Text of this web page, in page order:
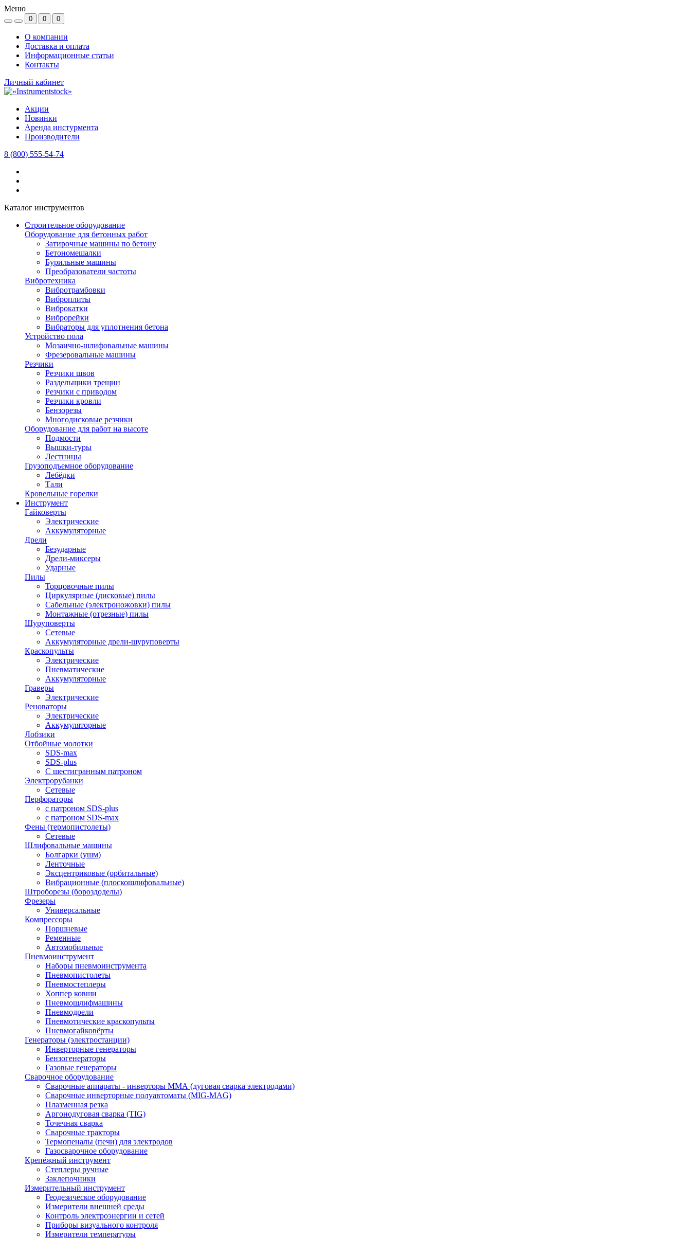
Меню
0 0 0
О компании
Доставка и оплата
Информационные статьи
Контакты
Личный кабинет
Акции
Новинки
Аренда инстурмента
Производители
8 (800) 555-54-74
Каталог инструментов
Строительное оборудование
Оборудование для бетонных работ
Затирочные машины по бетону
Бетономешалки
Бурильные машины
Преобразователи частоты
Вибротехника
Вибротрамбовки
Виброплиты
Виброкатки
Виброрейки
Вибраторы для уплотнения бетона
Устройство пола
Мозаично-шлифовальные машины
Фрезеровальные машины
Резчики
Резчики швов
Раздельщики трещин
Резчики с приводом
Резчики кровли
Бензорезы
Многодисковые резчики
Оборудование для работ на высоте
Подмости
Вышки-туры
Лестницы
Грузоподъемное оборудование
Лебёдки
Тали
Кровельные горелки
Инструмент
Гайковерты
Электрические
Аккумуляторные
Дрели
Безударные
Дрели-миксеры
Ударные
Пилы
Торцовочные пилы
Циркулярные (дисковые) пилы
Сабельные (электроножовки) пилы
Монтажные (отрезные) пилы
Шуруповерты
Сетевые
Аккумуляторные дрели-шуруповерты
Краскопульты
Электрические
Пневматические
Аккумуляторные
Граверы
Электрические
Реноваторы
Электрические
Аккумуляторные
Лобзики
Отбойные молотки
SDS-max
SDS-plus
С шестигранным патроном
Электрорубанки
Сетевые
Перфораторы
с патроном SDS-plus
с патроном SDS-max
Фены (термопистолеты)
Сетевые
Шлифовальные машины
Болгарки (ушм)
Ленточные
Эксцентриковые (орбитальные)
Вибрационные (плоскошлифовальные)
Штроборезы (бороздоделы)
Фрезеры
Универсальные
Компрессоры
Поршневые
Ременные
Автомобильные
Пневмоинструмент
Наборы пневмоинструмента
Пневмопистолеты
Пневмостеплеры
Хоппер ковши
Пневмошлифмашины
Пневмодрели
Пневмотические краскопульты
Пневмогайковёрты
Генераторы (электростанции)
Инверторные генераторы
Бензогенераторы
Газовые генераторы
Сварочное оборудование
Сварочные аппараты - инверторы ММА (дуговая сварка электродами)
Сварочные инверторные полуавтоматы (MIG-MAG)
Плазменная резка
Аргонодуговая сварка (TIG)
Точечная сварка
Сварочные тракторы
Термопеналы (печи) для электродов
Газосварочное оборудование
Крепёжный инструмент
Степлеры ручные
Заклепочники
Измерительный инструмент
Геодезическое оборудование
Измерители внешней среды
Контроль электроэнергии и сетей
Приборы визуального контроля
Измерители температуры